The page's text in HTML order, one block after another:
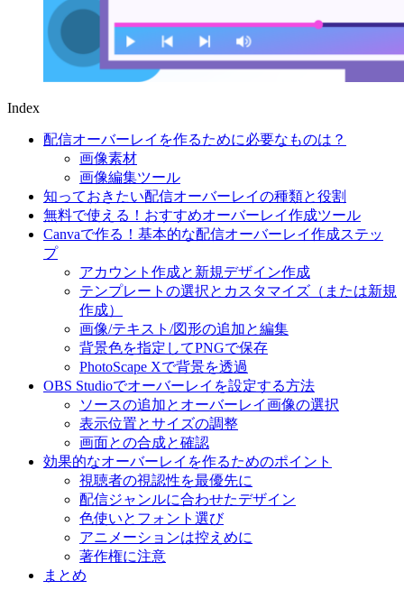
Index
配信オーバーレイを作るために必要なものは？
画像素材
画像編集ツール
知っておきたい配信オーバーレイの種類と役割
無料で使える！おすすめオーバーレイ作成ツール
Canvaで作る！基本的な配信オーバーレイ作成ステッ
プ
アカウント作成と新規デザイン作成
テンプレートの選択とカスタマイズ（または新規
作成）
画像/テキスト/図形の追加と編集
背景色を指定してPNGで保存
PhotoScape Xで背景を透過
OBS Studioでオーバーレイを設定する方法
ソースの追加とオーバーレイ画像の選択
表示位置とサイズの調整
画面との合成と確認
効果的なオーバーレイを作るためのポイント
視聴者の視認性を最優先に
配信ジャンルに合わせたデザイン
色使いとフォント選び
アニメーションは控えめに
著作権に注意
まとめ